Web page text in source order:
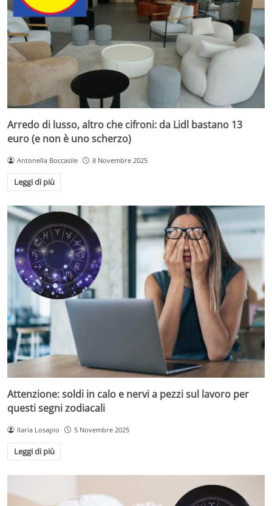
Arredo di lusso, altro che cifroni: da Lidl bastano 13
euro (e non è uno scherzo)
Antonella Boccasile 8 Novembre 2025
Leggi di più
Attenzione: soldi in calo e nervi a pezzi sul lavoro per
questi segni zodiacali
Ilaria Losapio 5 Novembre 2025
Leggi di più